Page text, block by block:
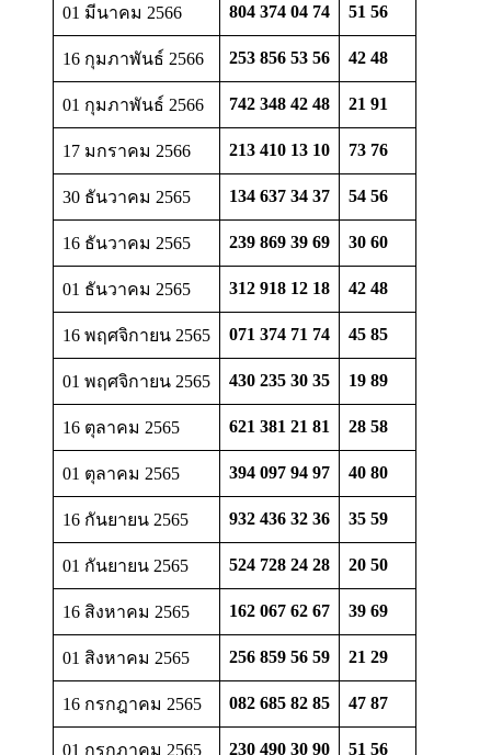
01 มีนาคม 2566 804 374 04 74 51 56
16 กุมภาพันธ์ 2566 253 856 53 56 42 48
01 กุมภาพันธ์ 2566 742 348 42 48 21 91
17 มกราคม 2566 213 410 13 10 73 76
30 ธันวาคม 2565 134 637 34 37 54 56
16 ธันวาคม 2565 239 869 39 69 30 60
01 ธันวาคม 2565 312 918 12 18 42 48
16 พฤศจิกายน 2565 071 374 71 74 45 85
01 พฤศจิกายน 2565 430 235 30 35 19 89
16 ตุลาคม 2565 621 381 21 81 28 58
01 ตุลาคม 2565 394 097 94 97 40 80
16 กันยายน 2565 932 436 32 36 35 59
01 กันยายน 2565 524 728 24 28 20 50
16 สิงหาคม 2565 162 067 62 67 39 69
01 สิงหาคม 2565 256 859 56 59 21 29
16 กรกฎาคม 2565 082 685 82 85 47 87
01 กรกฎาคม 2565 230 490 30 90 51 56